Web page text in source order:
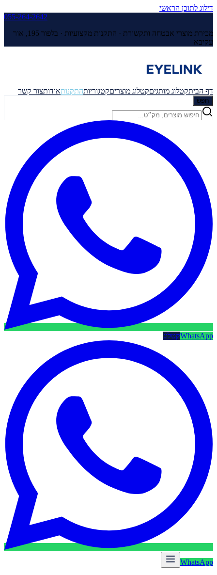
דילוג לתוכן הראשי
055-264-2642
מכירת מוצרי אבטחה ותקשורת · התקנות מקצועיות ·
בלפור 195, אור
עקיבא
דף הביתקטלוג מותגיםקטלוג מוצריםקטגוריותהתקנותאודותצור קשר
חפש
WhatsAppקטלוג
WhatsApp